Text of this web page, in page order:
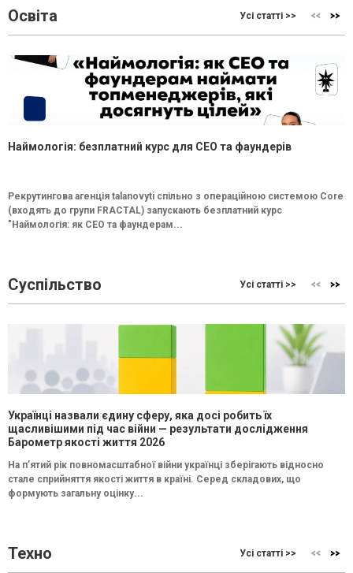
Освіта Усі статті >>
Наймологія: безплатний курс для CEO та фаундерів
Рекрутингова агенція talanovyti спільно з операційною системою Core
(входять до групи FRACTAL) запускають безплатний курс
"Наймологія: як СEO та фаундерам...
Суспільство Усі статті >>
Українці назвали єдину сферу, яка досі робить їх
щасливішими під час війни — результати дослідження
Барометр якості життя 2026
На п’ятий рік повномасштабної війни українці зберігають відносно
стале сприйняття якості життя в країні. Серед складових, що
формують загальну оцінку...
Техно Усі статті >>